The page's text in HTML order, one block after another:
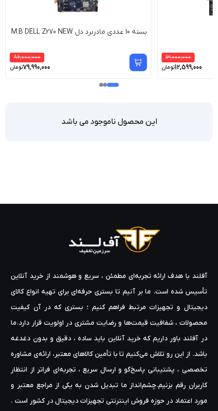
بسته 10 عددی مادربرد دل M.B DELL Z270 NEW
86,000,000
79,990,000تومان
13,000,000
12,599,000تومان
این محصول ناموجود می باشد
آفلند با هدف ارائه‌ تجربه‌ای مطمئن ، سریع و هوشمند از خرید آنلاین
تأسیس شده است. ما بر آنیم تا بستری حرفه‌ای برای تهیه‌ انواع کالای
دیجیتال و تجهیزات مرتبط فراهم کنیم ؛ بستری که در آن کیفیت
محصولات ، شفافیت قیمت‌ها و رضایت مشتری در اولویت قرار دارد.ما
در آفلند باور داریم که خرید آنلاین باید ساده ، دقیق و بدون دغدغه
باشد. از این رو تلاش می‌کنیم تا با تأمین کالاهای معتبر، ارائه‌ی مشاوره‌
تخصصی ، پشتیبانی پاسخ‌گو و ارسال سریع ، تجربه‌ای فراتر از انتظار
کاربران رقم بزنیم.چشم‌انداز ما تبدیل شدن به یکی از مراجع معتبر و
مورد اعتماد در حوزه‌ فروش اینترنتی تجهیزات دیجیتال در کشور است .